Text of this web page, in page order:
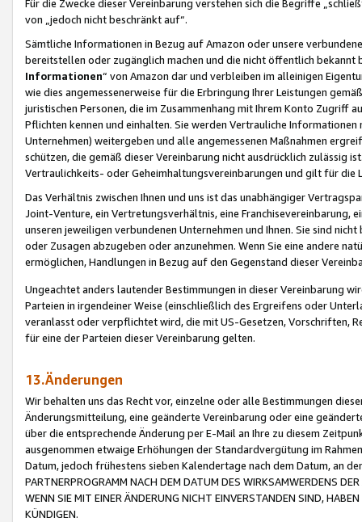
Für die Zwecke dieser Vereinbarung verstehen sich die Begriffe
von „jedoch nicht beschränkt auf“.
Sämtliche Informationen in Bezug auf Amazon oder unsere
bereitstellen oder zugänglich machen und die nicht öffentlich
Informationen“ von Amazon dar und verbleiben im alleinigen
wie dies angemessenerweise für die Erbringung Ihrer Leistungen
juristischen Personen, die im Zusammenhang mit Ihrem Konto
Pflichten kennen und einhalten. Sie werden Vertrauliche
Unternehmen) weitergeben und alle angemessenen Maßnahmen
schützen, die gemäß dieser Vereinbarung nicht ausdrücklich zulässig
Vertraulichkeits- oder Geheimhaltungsvereinbarungen und gilt für die
Das Verhältnis zwischen Ihnen und uns ist das unabhängiger
Joint-Venture, ein Vertretungsverhältnis, eine Franchisevereinbarung,
unseren jeweiligen verbundenen Unternehmen und Ihnen. Sie sind
oder Zusagen abzugeben oder anzunehmen. Wenn Sie eine andere
ermöglichen, Handlungen in Bezug auf den Gegenstand dieser
Ungeachtet anders lautender Bestimmungen in dieser Vereinbarung
Parteien in irgendeiner Weise (einschließlich des Ergreifens oder
veranlasst oder verpflichtet wird, die mit US-Gesetzen, Vorschriften,
für eine der Parteien dieser Vereinbarung gelten.
13.Änderungen
Wir behalten uns das Recht vor, einzelne oder alle Bestimmungen
Änderungsmitteilung, eine geänderte Vereinbarung oder eine
über die entsprechende Änderung per E-Mail an Ihre zu diesem
ausgenommen etwaige Erhöhungen der Standardvergütung im
Datum, jedoch frühestens sieben Kalendertage nach dem Datum, an
PARTNERPROGRAMM NACH DEM DATUM DES WIRKSAMWERDENS
WENN SIE MIT EINER ÄNDERUNG NICHT EINVERSTANDEN SIND,
KÜNDIGEN.